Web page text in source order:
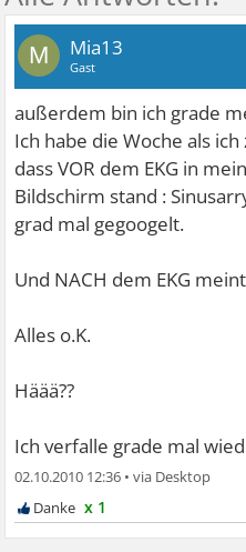
M Mia13
Gast
außerdem bin ich grade
Ich habe die Woche als
dass VOR dem EKG in
Bildschirm stand :
grad mal gegoogelt.
Und NACH dem EKG
Alles o.K.
Häää??
Ich verfalle grade mal
02.10.2010 12:36 •
x 1